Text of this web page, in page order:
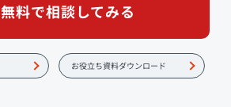
無料で相談してみる
お役立ち資料ダウンロード